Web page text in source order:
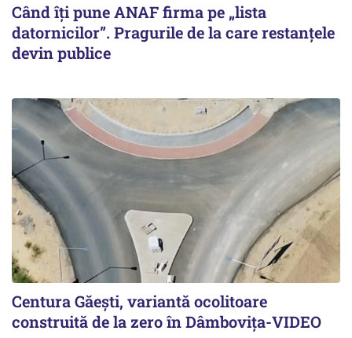
Când îți pune ANAF firma pe „lista
datornicilor”. Pragurile de la care restanțele
devin publice
Centura Găești, variantă ocolitoare
construită de la zero în Dâmbovița-VIDEO